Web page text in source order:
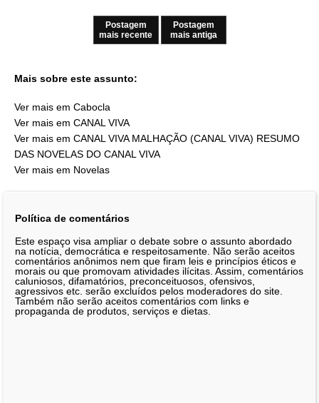
Postagem
mais recente
Postagem
mais antiga
Mais sobre este assunto:
Ver mais em Cabocla
Ver mais em CANAL VIVA
Ver mais em CANAL VIVA MALHAÇÃO (CANAL VIVA) RESUMO
DAS NOVELAS DO CANAL VIVA
Ver mais em Novelas
Política de comentários
Este espaço visa ampliar o debate sobre o assunto abordado
na notícia, democrática e respeitosamente. Não serão aceitos
comentários anônimos nem que firam leis e princípios éticos e
morais ou que promovam atividades ilícitas. Assim, comentários
caluniosos, difamatórios, preconceituosos, ofensivos,
agressivos etc. serão excluídos pelos moderadores do site.
Também não serão aceitos comentários com links e
propaganda de produtos, serviços e dietas.